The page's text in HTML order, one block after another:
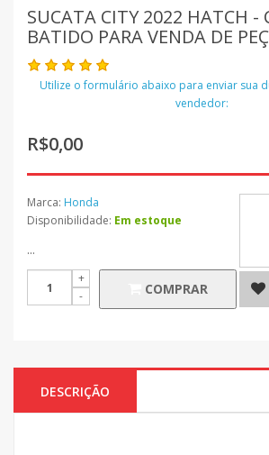
SUCATA CITY 2022 HATCH -
BATIDO PARA VENDA DE
Utilize o formulário abaixo para enviar sua
vendedor:
R$0,00
Marca: Honda
Disponibilidade: Em estoque
...
COMPRAR
DESCRIÇÃO